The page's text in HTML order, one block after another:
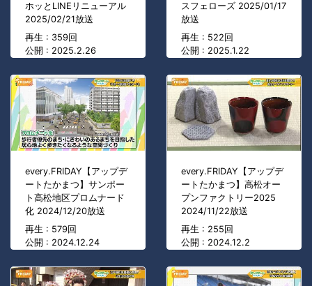
ホッとLINEリニューアル
2025/02/21放送
再生 : 359回
公開 : 2025.2.26
スフェローズ 2025/01/17
放送
再生 : 522回
公開 : 2025.1.22
every.FRIDAY【アップデ
ートたかまつ】サンポー
ト高松地区プロムナード
化 2024/12/20放送
再生 : 579回
公開 : 2024.12.24
every.FRIDAY【アップデ
ートたかまつ】高松オー
プンファクトリー2025
2024/11/22放送
再生 : 255回
公開 : 2024.12.2